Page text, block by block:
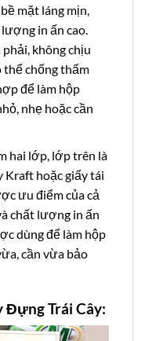
mặt láng mịn,
in ấn cao.
không chịu
thể chống thấm
để làm hộp
nhẹ hoặc cần
hai lớp, lớp trên là
Kraft hoặc giấy tái
ưu điểm của cả
chất lượng in ấn
dùng để làm hộp
cần vừa bảo
Đựng Trái Cây: